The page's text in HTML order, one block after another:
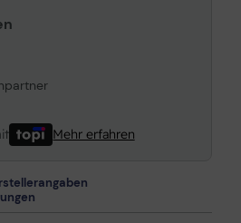
Mehr erfahren